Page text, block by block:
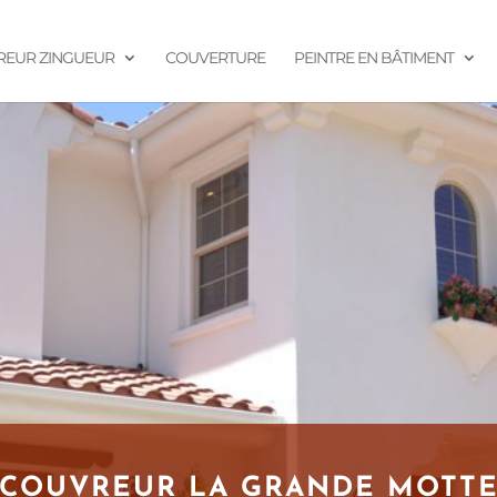
ZINGUEUR COUVERTURE PEINTRE EN BÂTIMENT
LA GRANDE